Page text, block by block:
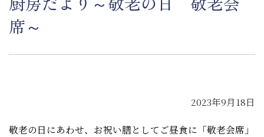
席～
2023年9月18日
敬老の日にあわせ、 お祝い膳としてご昼食に「敬老会席」